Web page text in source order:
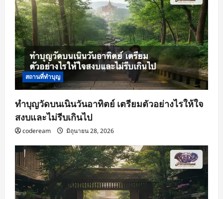
สถานที่ทำบุญ
ทำบุญวัดบนเนินวันอาทิตย์ เตรียมตัวอย่างไรให้ใจ
สงบและไม่รีบเกินไป
codeream มิถุนายน 28, 2026